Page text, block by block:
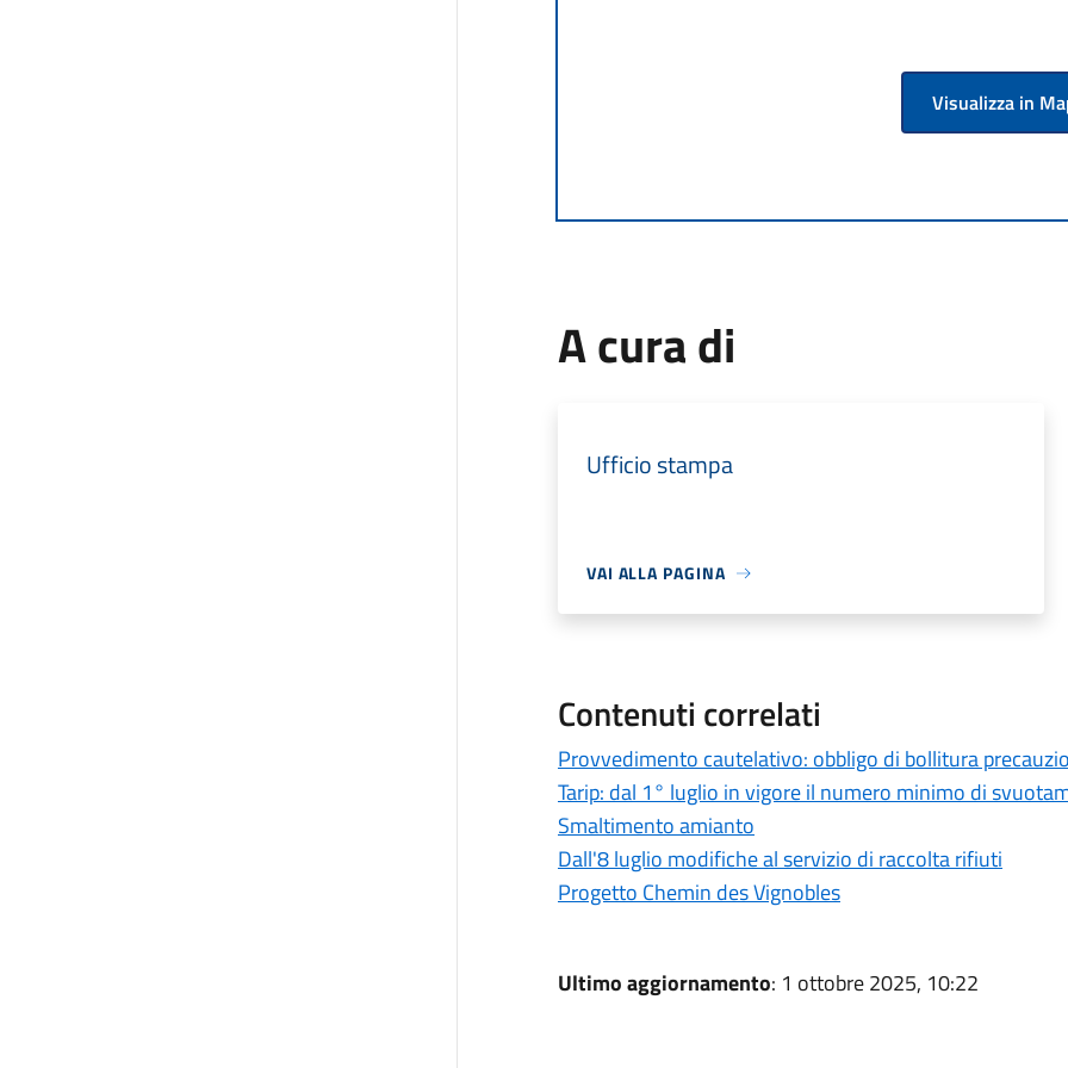
Visualizza in
A cura di
Ufficio stampa
VAI ALLA PAGINA
Contenuti correlati
Provvedimento cautelativo: obbligo di bollitura
Tarip: dal 1° luglio in vigore il numero minimo di
Smaltimento amianto
Dall'8 luglio modifiche al servizio di raccolta rifiuti
Progetto Chemin des Vignobles
Ultimo aggiornamento: 1 ottobre 2025, 10:22